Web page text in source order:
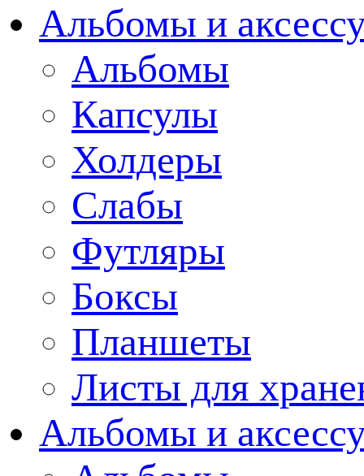
Альбомы и
Альбомы
Капсулы
Холдеры
Слабы
Футляры
Боксы
Планшеты
Листы для
Альбомы и